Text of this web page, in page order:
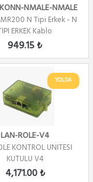
NMALE-NMALE
N Tipi Erkek - N
ERKEK Kablo
949.15 ₺
YOLDA
LAN-ROLE-V4
KONTROL UNITESI
KUTULU V4
4,171.00 ₺